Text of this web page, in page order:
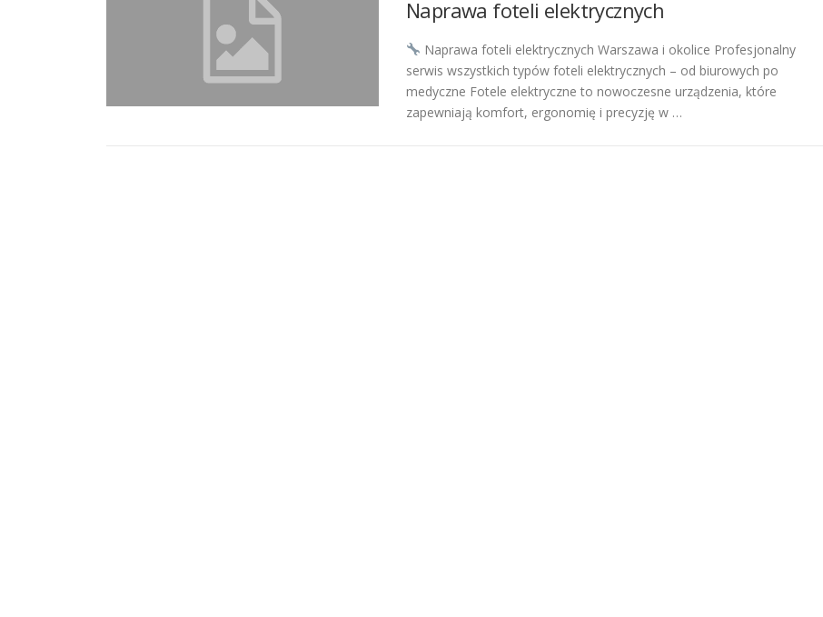
Naprawa foteli elektrycznych
Naprawa foteli elektrycznych Warszawa i okolice Profesjonalny
serwis wszystkich typów foteli elektrycznych – od biurowych po
medyczne Fotele elektryczne to nowoczesne urządzenia, które
zapewniają komfort, ergonomię i precyzję w …